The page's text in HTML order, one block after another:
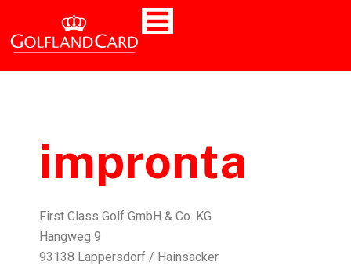
impronta
First Class Golf GmbH & Co. KG
Hangweg 9
93138 Lappersdorf / Hainsacker